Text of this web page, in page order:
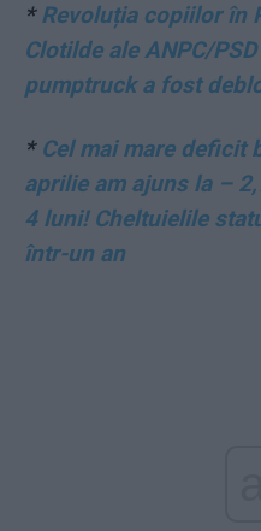
*Revoluția copiilor în
Clotilde ale ANPC/
pumptruck a fost
* Cel mai mare deficit
aprilie am ajuns la –
4 luni! Cheltuielile
într-un an